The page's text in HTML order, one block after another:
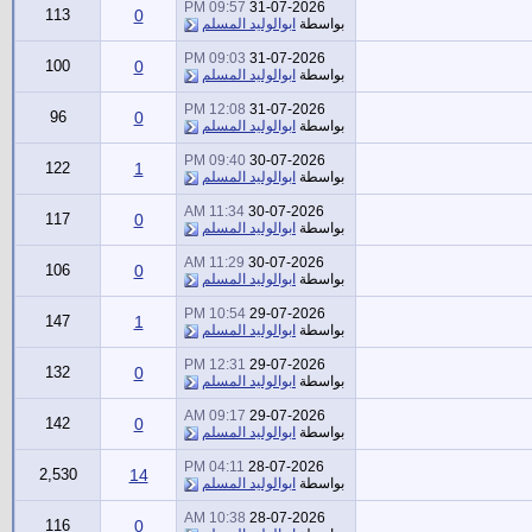
31-07-2026
09:57 PM
بواسطة ابوالوليد المسلم 0
113
31-07-2026
09:03 PM
بواسطة ابوالوليد المسلم 0
100
31-07-2026
12:08 PM
بواسطة ابوالوليد المسلم 0
96
30-07-2026
09:40 PM
بواسطة ابوالوليد المسلم 1
122
30-07-2026
11:34 AM
بواسطة ابوالوليد المسلم 0
117
30-07-2026
11:29 AM
بواسطة ابوالوليد المسلم 0
106
29-07-2026
10:54 PM
بواسطة ابوالوليد المسلم 1
147
29-07-2026
12:31 PM
بواسطة ابوالوليد المسلم 0
132
29-07-2026
09:17 AM
بواسطة ابوالوليد المسلم 0
142
28-07-2026
04:11 PM
بواسطة ابوالوليد المسلم 14
2,530
28-07-2026
10:38 AM
0
116